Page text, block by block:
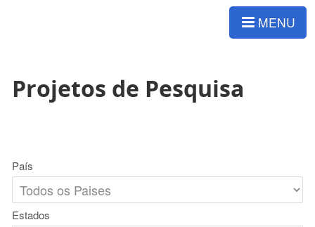
MENU
Projetos de Pesquisa
País
Estados